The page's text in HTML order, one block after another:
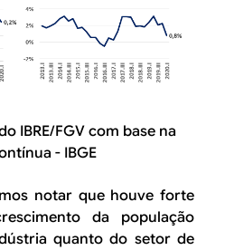
IBRE/FGV com base na
- IBGE
notar que houve forte
da população
quanto do setor de